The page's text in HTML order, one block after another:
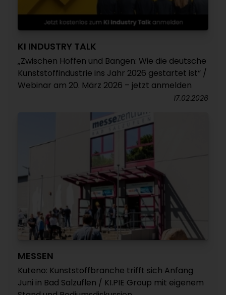
KI INDUSTRY TALK
„Zwischen Hoffen und Bangen: Wie die deutsche
Kunststoffindustrie ins Jahr 2026 gestartet ist“ /
Webinar am 20. März 2026 – jetzt anmelden
17.02.2026
MESSEN
Kuteno: Kunststoffbranche trifft sich Anfang
Juni in Bad Salzuflen / KI.PIE Group mit eigenem